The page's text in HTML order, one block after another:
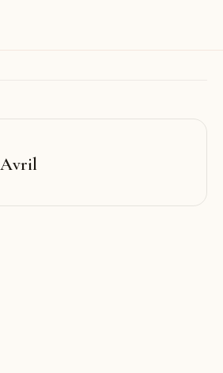
Avril